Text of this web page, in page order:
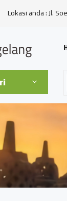
Lokasi anda : Jl.